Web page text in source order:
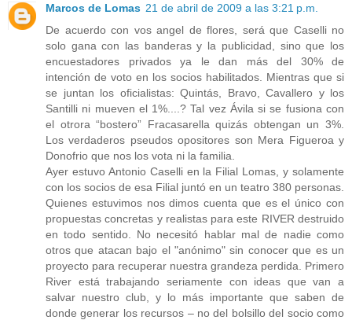
Marcos de Lomas 21 de abril de 2009 a las 3:21 p.m.
De acuerdo con vos angel de flores, será que Caselli no
solo gana con las banderas y la publicidad, sino que los
encuestadores privados ya le dan más del 30% de
intención de voto en los socios habilitados. Mientras que si
se juntan los oficialistas: Quintás, Bravo, Cavallero y los
Santilli ni mueven el 1%....? Tal vez Ávila si se fusiona con
el otrora “bostero” Fracasarella quizás obtengan un 3%.
Los verdaderos pseudos opositores son Mera Figueroa y
Donofrio que nos los vota ni la familia.
Ayer estuvo Antonio Caselli en la Filial Lomas, y solamente
con los socios de esa Filial juntó en un teatro 380 personas.
Quienes estuvimos nos dimos cuenta que es el único con
propuestas concretas y realistas para este RIVER destruido
en todo sentido. No necesitó hablar mal de nadie como
otros que atacan bajo el "anónimo" sin conocer que es un
proyecto para recuperar nuestra grandeza perdida. Primero
River está trabajando seriamente con ideas que van a
salvar nuestro club, y lo más importante que saben de
donde generar los recursos – no del bolsillo del socio como